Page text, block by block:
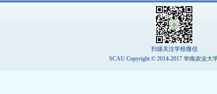
扫描关注学校微信
SCAU Copyright © 2014-2017 华南农业大